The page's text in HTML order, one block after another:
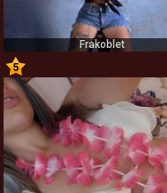
Frakoblet
5
5